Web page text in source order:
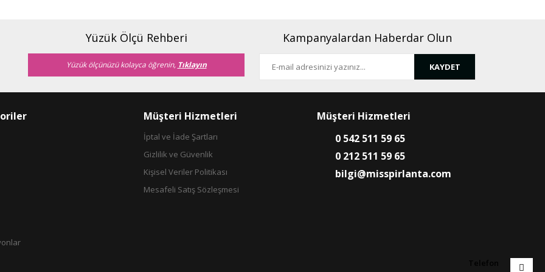
Yorum Yaz
Soru Sor
Yüzük Ölçü Rehberi
Yüzük ölçünüzü kolayca öğrenin, Tıklayın
Kampanyalardan Haberdar Olun
KAYDET
Müşteri Hizmetleri
İptal ve İade Şartları
Gizlilik ve Güvenlik
Kişisel Veriler Politikası
Mesafeli Satış Sözleşmesi
Müşteri Hizmetleri
0 542 511 59 65
0 212 511 59 65
bilgi@misspirlanta.com